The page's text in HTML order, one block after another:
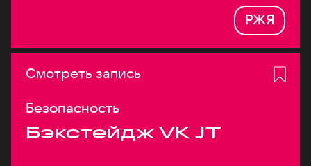
РЖЯ
Смотреть запись
Безопасность
Бэкстейдж VK JT